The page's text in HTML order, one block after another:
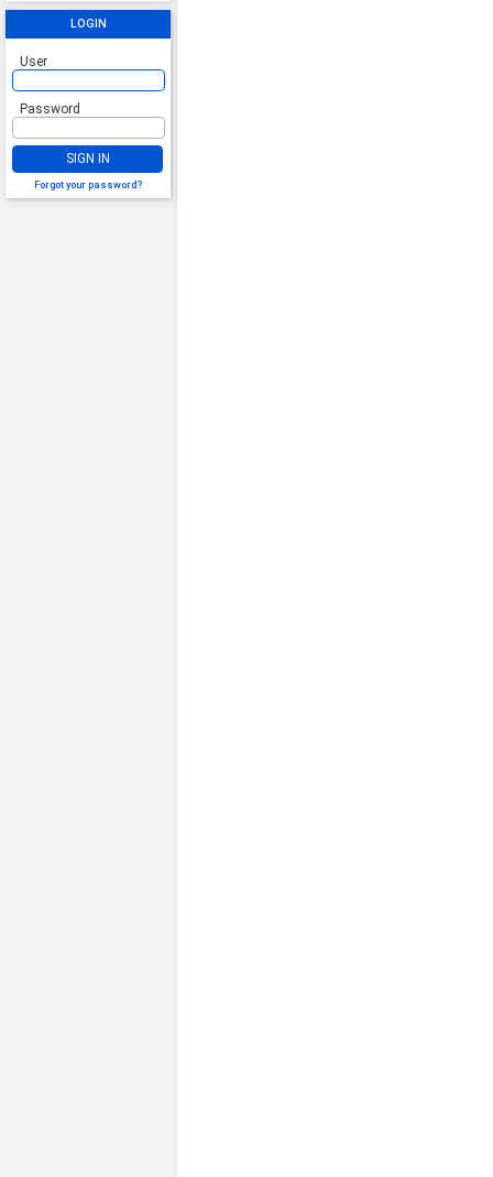
LOGIN
User
Password
SIGN IN
Forgot your password?